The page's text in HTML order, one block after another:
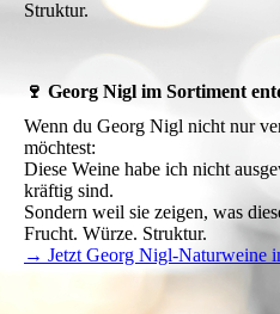
Struktur.
🍷 Georg Nigl im Sortiment
Wenn du Georg Nigl nicht nur
möchtest:
Diese Weine habe ich nicht
kräftig sind.
Sondern weil sie zeigen, was
Frucht. Würze. Struktur.
→ Jetzt Georg Nigl-Naturweine